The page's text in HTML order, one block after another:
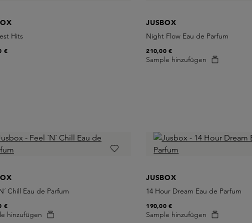
Hits
€
JUSBOX
Night Flow Eau de Parfum
Sample hinzufügen
210,00 €
Chill Eau de Parfum
hinzufügen
€
JUSBOX
14 Hour Dream Eau de Parfum
Sample hinzufügen
190,00 €